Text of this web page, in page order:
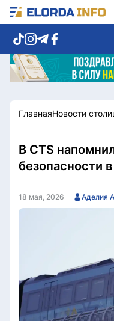
Новости столицы
Спорт
Разное
Видео
Этический кодекс
ГлавнаяНовости
В CTS
безопасности в
18 мая, 2026 Аделия